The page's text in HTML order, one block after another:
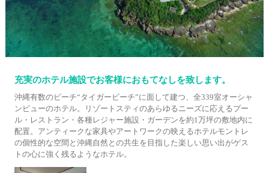
充実のホテル施設でお客様におもてなしを致します。
沖縄有数のビーチ“タイガービーチ”に面して建つ、全339室オーシャ
ンビューのホテル。リゾートスティのあらゆるニーズに応えるプー
ル・レストラン・各種レジャー施設・ガーデンを約1万坪の敷地内に
配置。アンティークな家具やアートワークの映えるホテルモントレ
の個性的な空間と沖縄自然との共生を目指した楽しい思い出がゲス
トの心に強く残るようなホテル。